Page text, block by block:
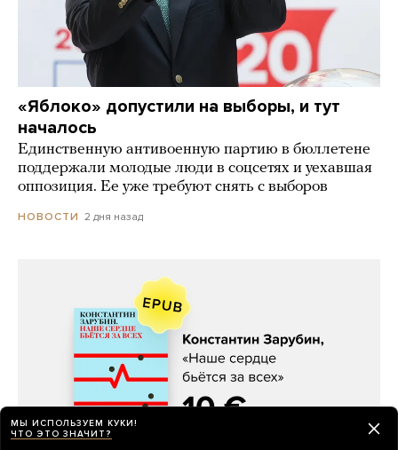
«Яблоко» допустили на выборы, и тут
началось
Единственную антивоенную партию в бюллетене
поддержали молодые люди в соцсетях и уехавшая
оппозиция. Ее уже требуют снять с выборов
НОВОСТИ 2 дня назад
МЫ ИСПОЛЬЗУЕМ КУКИ!
ЧТО ЭТО ЗНАЧИТ?